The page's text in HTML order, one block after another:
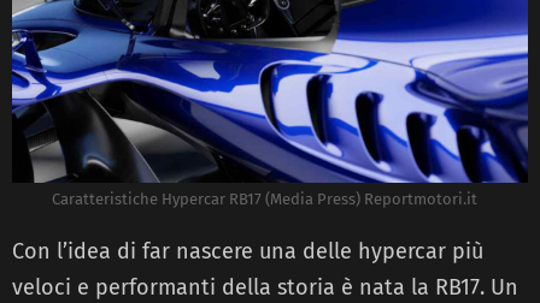
Caratteristiche Hypercar RB17 (Media Press) Reportmotori.it
Con l’idea di far nascere una delle hypercar più
veloci e performanti della storia è nata la RB17. Un